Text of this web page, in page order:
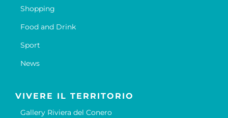
Shopping
Food and Drink
Sport
News
VIVERE IL TERRITORIO
Gallery Riviera del Conero